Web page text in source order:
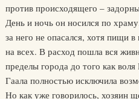
против происходящего –
День и ночь он носился по
за него не опасался, хотя пищи
на всех. В расход пошла вся
пределы города до того как
Гаала полностью исключила
Но как уже говорилось, хозяин